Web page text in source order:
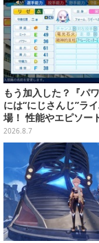
もう加入した？『パ
には“にじさんじ”ラ
場！ 性能やエピソー
2026.8.7